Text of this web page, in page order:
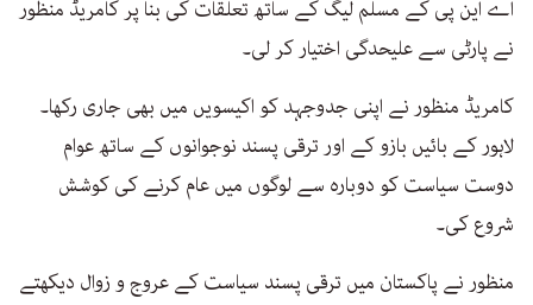
اے این پی کے مسلم لیگ کے ساتھ تعلقات کی بنا پر کامریڈ منظور
نے پارٹی سے علیحدگی اختیار کر لی۔
کامریڈ منظور نے اپنی جدوجہد کو اکیسویں میں بھی جاری رکھا۔
لاہور کے بائیں بازو کے اور ترقی پسند نوجوانوں کے ساتھ عوام
دوست سیاست کو دوبارہ سے لوگوں میں عام کرنے کی کوشش
شروع کی۔
منظور نے پاکستان میں ترقی پسند سیاست کے عروج و زوال دیکھتے